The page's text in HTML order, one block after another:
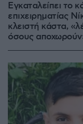
Εγκαταλείπει το
επιχειρηματίας
κλειστή κάστα,
όσους